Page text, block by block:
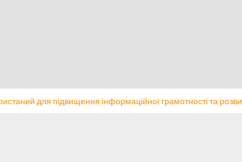
для підвищення інформаційної грамотності та